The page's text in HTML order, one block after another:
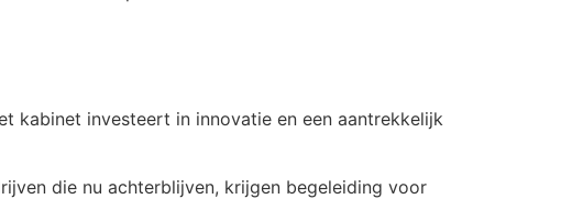
kabinet investeert in innovatie en een aantrekkelijk
die nu achterblijven, krijgen begeleiding voor